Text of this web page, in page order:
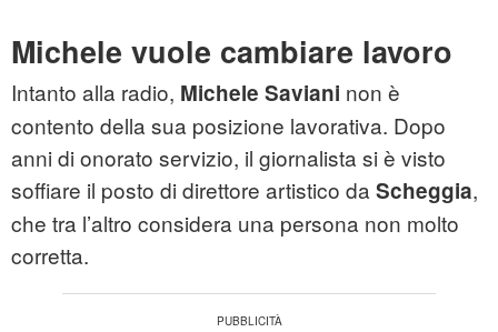
Michele vuole cambiare lavoro
Intanto alla radio, Michele Saviani non è
contento della sua posizione lavorativa. Dopo
anni di onorato servizio, il giornalista si è visto
soffiare il posto di direttore artistico da Scheggia,
che tra l’altro considera una persona non molto
corretta.